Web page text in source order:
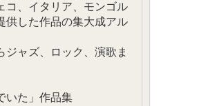
コ、イタリア、モンゴル
供した作品の集大成アル
ャズ、ロック、演歌ま
いた」作品集